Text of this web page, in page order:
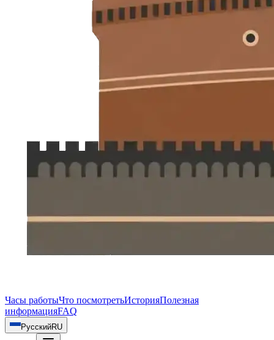
Часы работыЧто посмотретьИсторияПолезная
информацияFAQ
РусскийRU